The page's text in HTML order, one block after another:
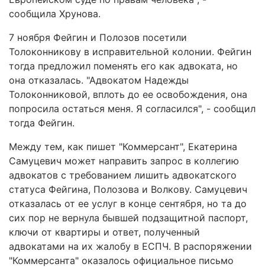
сообщила Хрунова.
7 ноября Фейгин и Полозов посетили
Толоконникову в исправительной колонии. Фейгин
тогда предложил поменять его как адвоката, но
она отказалась. "Адвокатом Надежды
Толоконниковой, вплоть до ее освобождения, она
попросила остаться меня. Я согласился", - сообщил
тогда Фейгин.
Между тем, как пишет "Коммерсант", Екатерина
Самуцевич может направить запрос в коллегию
адвокатов с требованием лишить адвокатского
статуса Фейгина, Полозова и Волкову. Самуцевич
отказалась от ее услуг в конце сентября, но та до
сих пор не вернула бывшей подзащитной паспорт,
ключи от квартиры и ответ, полученный
адвокатами на их жалобу в ЕСПЧ. В распоряжении
"Коммерсанта" оказалось официальное письмо